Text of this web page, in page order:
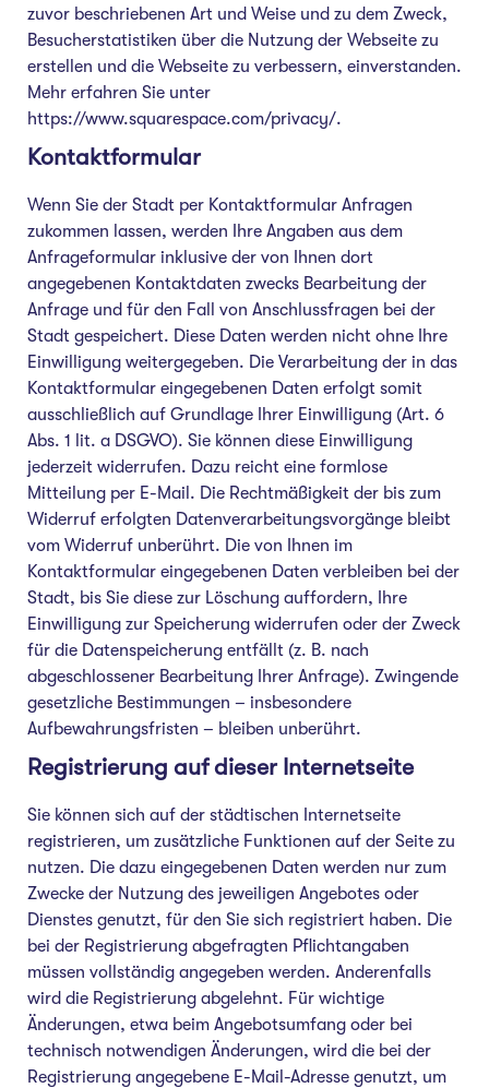
zuvor beschriebenen Art und Weise und zu dem Zweck,
Besucherstatistiken über die Nutzung der Webseite zu
erstellen und die Webseite zu verbessern, einverstanden.
Mehr erfahren Sie unter
https://www.squarespace.com/privacy/.
Kontaktformular
Wenn Sie der Stadt per Kontaktformular Anfragen
zukommen lassen, werden Ihre Angaben aus dem
Anfrageformular inklusive der von Ihnen dort
angegebenen Kontaktdaten zwecks Bearbeitung der
Anfrage und für den Fall von Anschlussfragen bei der
Stadt gespeichert. Diese Daten werden nicht ohne Ihre
Einwilligung weitergegeben. Die Verarbeitung der in das
Kontaktformular eingegebenen Daten erfolgt somit
ausschließlich auf Grundlage Ihrer Einwilligung (Art. 6
Abs. 1 lit. a DSGVO). Sie können diese Einwilligung
jederzeit widerrufen. Dazu reicht eine formlose
Mitteilung per E-Mail. Die Rechtmäßigkeit der bis zum
Widerruf erfolgten Datenverarbeitungsvorgänge bleibt
vom Widerruf unberührt. Die von Ihnen im
Kontaktformular eingegebenen Daten verbleiben bei der
Stadt, bis Sie diese zur Löschung auffordern, Ihre
Einwilligung zur Speicherung widerrufen oder der Zweck
für die Datenspeicherung entfällt (z. B. nach
abgeschlossener Bearbeitung Ihrer Anfrage). Zwingende
gesetzliche Bestimmungen – insbesondere
Aufbewahrungsfristen – bleiben unberührt.
Registrierung auf dieser Internetseite
Sie können sich auf der städtischen Internetseite
registrieren, um zusätzliche Funktionen auf der Seite zu
nutzen. Die dazu eingegebenen Daten werden nur zum
Zwecke der Nutzung des jeweiligen Angebotes oder
Dienstes genutzt, für den Sie sich registriert haben. Die
bei der Registrierung abgefragten Pflichtangaben
müssen vollständig angegeben werden. Anderenfalls
wird die Registrierung abgelehnt. Für wichtige
Änderungen, etwa beim Angebotsumfang oder bei
technisch notwendigen Änderungen, wird die bei der
Registrierung angegebene E-Mail-Adresse genutzt, um